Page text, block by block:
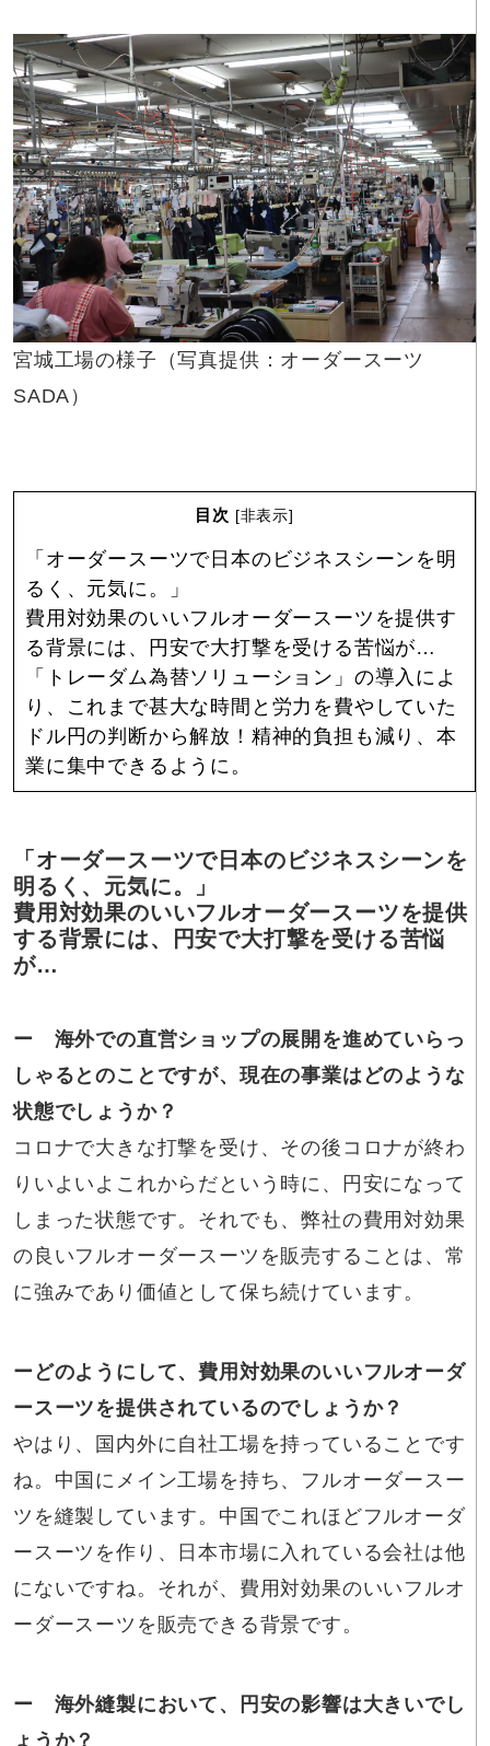
宮城工場の様子（写真提供：オーダースーツ
SADA）
目次 [非表示]
「オーダースーツで日本のビジネスシーンを明
るく、元気に。」
費用対効果のいいフルオーダースーツを提供す
る背景には、円安で大打撃を受ける苦悩が…
「トレーダム為替ソリューション」の導入によ
り、これまで甚大な時間と労力を費やしていた
ドル円の判断から解放！精神的負担も減り、本
業に集中できるように。
「オーダースーツで日本のビジネスシーンを
明るく、元気に。」
費用対効果のいいフルオーダースーツを提供
する背景には、円安で大打撃を受ける苦悩
が…
ー 海外での直営ショップの展開を進めていらっ
しゃるとのことですが、現在の事業はどのような
状態でしょうか？
コロナで大きな打撃を受け、その後コロナが終わ
りいよいよこれからだという時に、円安になって
しまった状態です。それでも、弊社の費用対効果
の良いフルオーダースーツを販売することは、常
に強みであり価値として保ち続けています。
ーどのようにして、費用対効果のいいフルオーダ
ースーツを提供されているのでしょうか？
やはり、国内外に自社工場を持っていることです
ね。中国にメイン工場を持ち、フルオーダースー
ツを縫製しています。中国でこれほどフルオーダ
ースーツを作り、日本市場に入れている会社は他
にないですね。それが、費用対効果のいいフルオ
ーダースーツを販売できる背景です。
ー 海外縫製において、円安の影響は大きいでし
ょうか？